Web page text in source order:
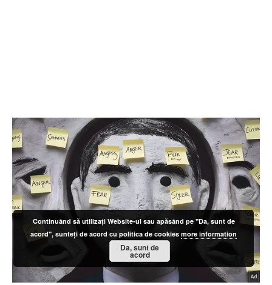
Continuând să utilizați Website-ul sau apăsând pe "Da, sunt de
acord", sunteți de acord cu politica de cookiesmore information
Da, sunt de
acord